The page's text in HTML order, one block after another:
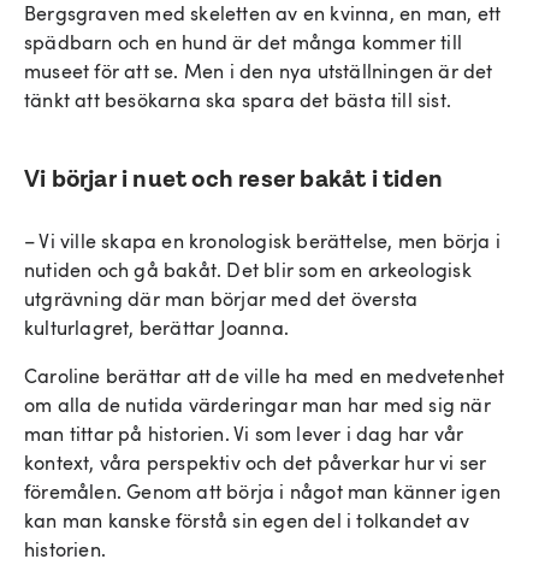
Bergsgraven med skeletten av en kvinna, en man, ett
spädbarn och en hund är det många kommer till
museet för att se. Men i den nya utställningen är det
tänkt att besökarna ska spara det bästa till sist.
Vi börjar i nuet och reser bakåt i tiden
– Vi ville skapa en kronologisk berättelse, men börja i
nutiden och gå bakåt. Det blir som en arkeologisk
utgrävning där man börjar med det översta
kulturlagret, berättar Joanna.
Caroline berättar att de ville ha med en medvetenhet
om alla de nutida värderingar man har med sig när
man tittar på historien. Vi som lever i dag har vår
kontext, våra perspektiv och det påverkar hur vi ser
föremålen. Genom att börja i något man känner igen
kan man kanske förstå sin egen del i tolkandet av
historien.